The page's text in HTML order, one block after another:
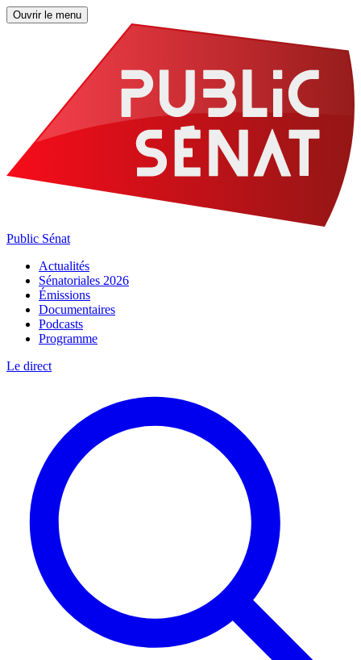
Ouvrir le menu
Public Sénat
Actualités
Sénatoriales 2026
Émissions
Documentaires
Podcasts
Programme
Le direct